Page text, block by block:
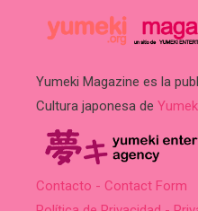
Yumeki Magazine es la
Cultura japonesa de
Contacto - Contact Form